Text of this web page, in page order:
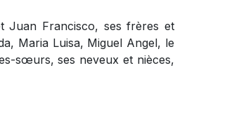
Juan Francisco, ses frères et
Maria Luisa, Miguel Angel, le
sœurs, ses neveux et nièces,